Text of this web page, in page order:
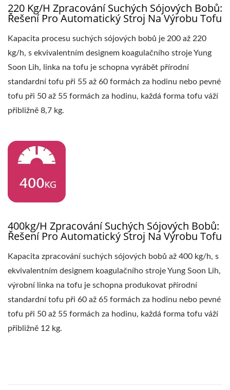
VÝROBU TOFU, CENA
STROJE NA VÝROBU
TOFU, VÝROBCI TOFU,
VÝROBA TOFU,
ZAŘÍZENÍ NA VÝROBU
TOFU, TOVÁRNA NA
VÝROBU TOFU,
VÝROBNÍ ZÁVOD NA
TOFU, ZAŘÍZENÍ NA
VÝROBU TOFU,
TOVÁRNA NA VÝROBU
TOFU, VÝROBNÍ LINKA
NA TOFU, CENA
VÝROBNÍ LINKY NA
TOFU, VÝROBCE TOFU,
STROJ NA VEGANSKÉ
220 Kg/h Zpracování Suchých Sójových Bobů:
Řešení Pro Automatický Stroj Na Výrobu Tofu
Kapacita procesu suchých sójových bobů je 200 až 220
kg/h, s ekvivalentním designem koagulačního stroje Yung
Soon Lih, linka na tofu je schopna vyrábět přírodní
standardní tofu při 55 až 60 formách za hodinu nebo pevné
tofu při 50 až 55 formách za hodinu, každá forma tofu váží
přibližně 8,7 kg.
400kg/h Zpracování Suchých Sójových Bobů:
Řešení Pro Automatický Stroj Na Výrobu Tofu
Kapacita zpracování suchých sójových bobů až 400 kg/h, s
ekvivalentním designem koagulačního stroje Yung Soon Lih,
výrobní linka na tofu je schopna produkovat přírodní
standardní tofu při 60 až 65 formách za hodinu nebo pevné
tofu při 50 až 55 formách za hodinu, každá forma tofu váží
přibližně 12 kg.